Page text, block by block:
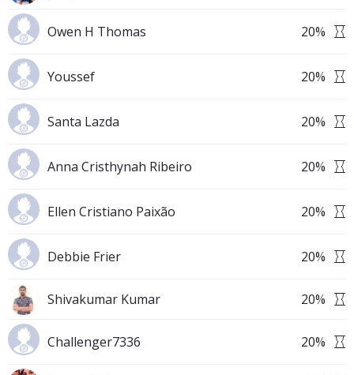
Owen H Thomas 20%
Youssef 20%
Santa Lazda 20%
Anna Cristhynah Ribeiro 20%
Ellen Cristiano Paixão 20%
Debbie Frier 20%
Shivakumar Kumar 20%
Challenger7336 20%